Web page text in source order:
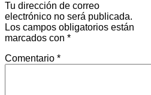
Tu dirección de correo
electrónico no será publicada.
Los campos obligatorios están
marcados con *
Comentario *